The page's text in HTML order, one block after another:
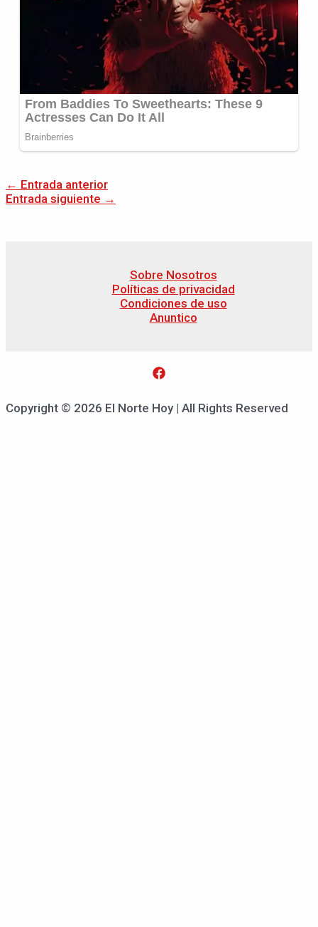
← Entrada anterior
Entrada siguiente →
Sobre Nosotros
Políticas de privacidad
Condiciones de uso
Anuntico
Copyright © 2026 El Norte Hoy | All Rights Reserved